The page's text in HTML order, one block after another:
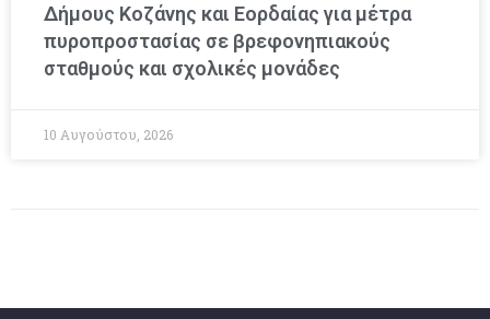
Δήμους Κοζάνης και Εορδαίας για μέτρα
πυροπροστασίας σε βρεφονηπιακούς
σταθμούς και σχολικές μονάδες
10 Αυγούστου, 2026